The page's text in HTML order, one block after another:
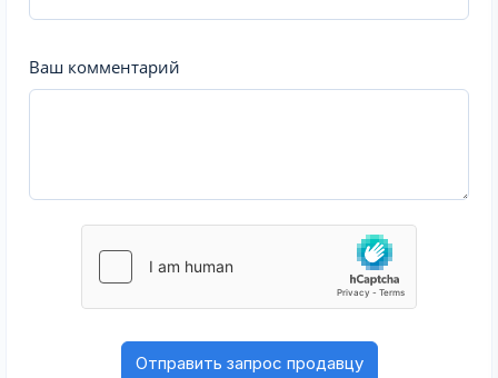
Ваш комментарий